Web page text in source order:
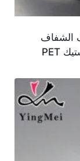
الشفاف